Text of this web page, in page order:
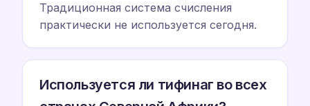
Традиционная система счисления
практически не используется сегодня.
Используется ли тифинаг во всех